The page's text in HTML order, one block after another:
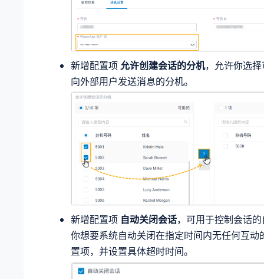
新增配置项允许创建会话的分机，允许你选
向外部用户发送消息的分机。
新增配置项 自动关闭会话，可用于控制会话
你想要系统自动关闭在指定时间内无任何互动
置项，并设置具体超时时间。